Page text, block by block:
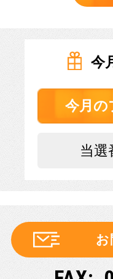
今
今月の
当選
お